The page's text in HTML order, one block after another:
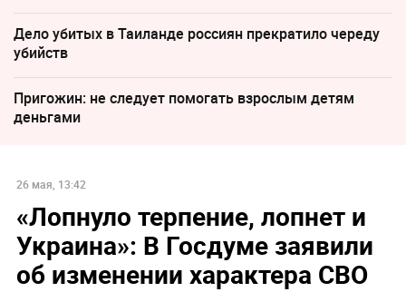
Дело убитых в Таиланде россиян прекратило череду
убийств
Пригожин: не следует помогать взрослым детям
деньгами
26 мая, 13:42
«Лопнуло терпение, лопнет и
Украина»: В Госдуме заявили
об изменении характера СВО